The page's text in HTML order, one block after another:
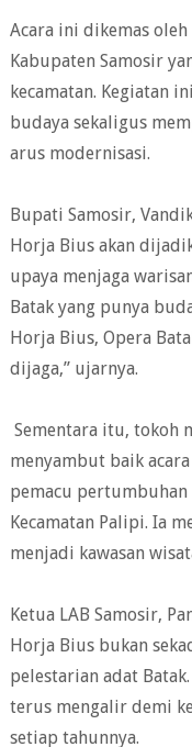
Acara ini dikemas oleh
Kabupaten Samosir
kecamatan. Kegiatan
budaya sekaligus
arus modernisasi.
Bupati Samosir,
Horja Bius akan
upaya menjaga
Batak yang punya
Horja Bius, Opera
dijaga,” ujarnya.
Sementara itu, tokoh
menyambut baik
pemacu pertumbuhan
Kecamatan Palipi. Ia
menjadi kawasan
Ketua LAB Samosir,
Horja Bius bukan
pelestarian adat
terus mengalir demi
setiap tahunnya.